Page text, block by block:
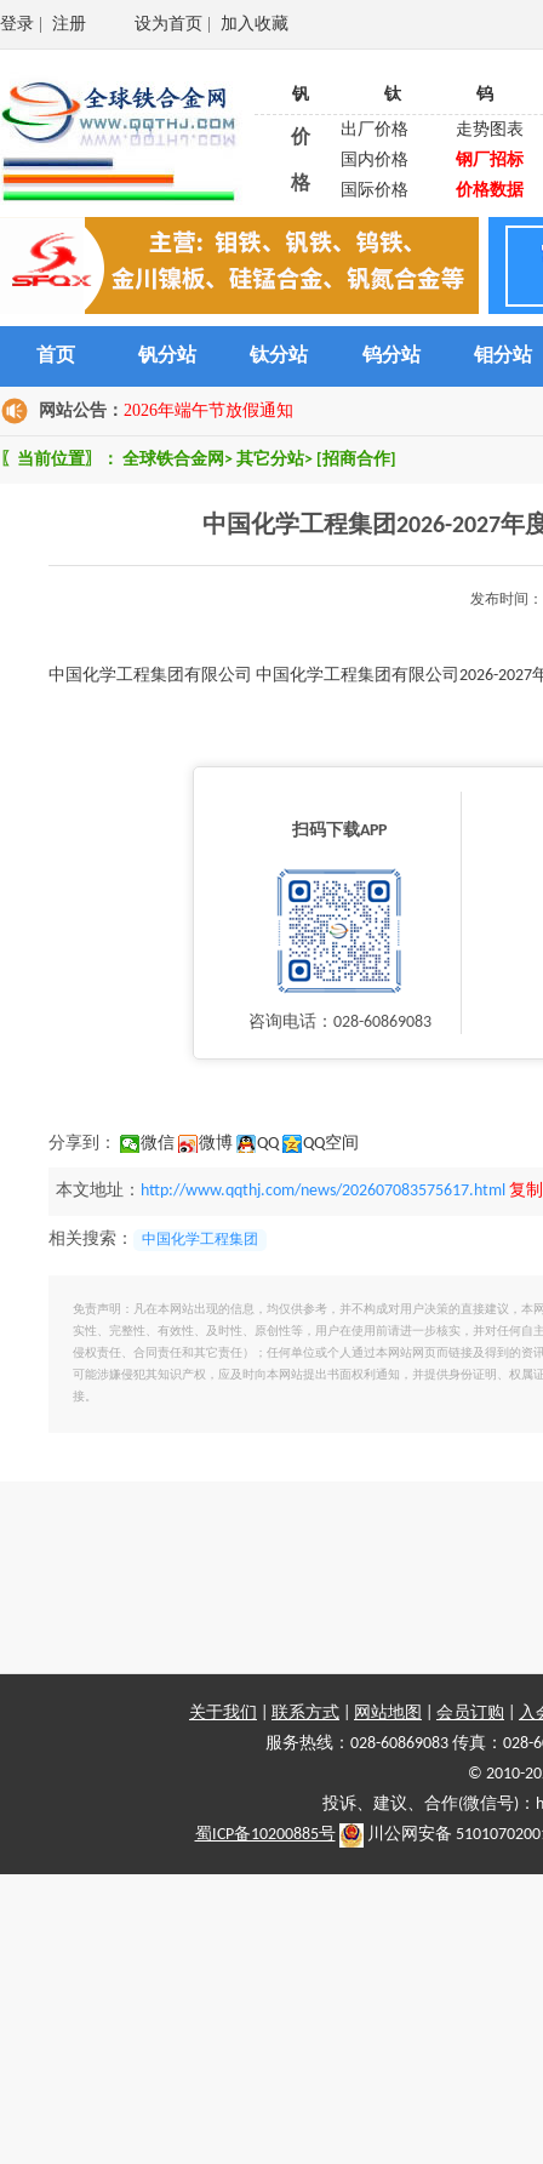
登录 注册 设为首页 加入收藏
钒 钛 钨
价
格
出厂价格
走势图表
国内价格
钢厂招标
国际价格
价格数据
首页 钒分站 钛分站 钨分站 钼分站
网站公告： 2026年端午节放假通知
〖当前位置〗： 全球铁合金网 > 其它分站> [招商合作]
中国化学工程集团2026-2027
发布时间
中国化学工程集团有限公司 中国化学工程集团有限公司2026-
扫码下载APP
咨询电话：028-60869083
分享到： 微信 微博 QQ QQ空间
本文地址： http://www.qqthj.com/news/202607083575617.html 复
相关搜索： 中国化学工程集团
免责声明：凡在本网站出现的信息，均仅供参考，并不构成对用户决策的直接建议，
实性、完整性、有效性、及时性、原创性等，用户在使用前请进一步核实，并对任何
侵权责任、合同责任和其它责任）；任何单位或个人通过本网站网页而链接及得到的
可能涉嫌侵犯其知识产权，应及时向本网站提出书面权利通知，并提供身份证明、权
接。
关于我们 联系方式 网站地图 会员订购
入
服务热线：028-60869083 传真：028-
© 2010-
投诉、建议、合作(微信号)
蜀ICP备10200885号
川公网安备